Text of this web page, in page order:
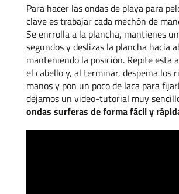
Para hacer las ondas de playa para
clave estrabajar cada mechón de
Se enrrolla a la plancha, mantienes
segundos y deslizas la plancha hacia
manteniendo la posición. Repite esta
el cabello y, al terminar, despeina los
manos y pon un poco de laca para
dejamos un video-tutorial muy
ondas surferas de forma fácil y